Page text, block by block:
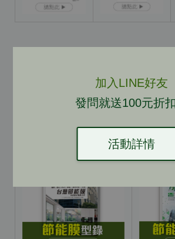
加入LINE好友
發問就送100元折
活動詳情
線上產品